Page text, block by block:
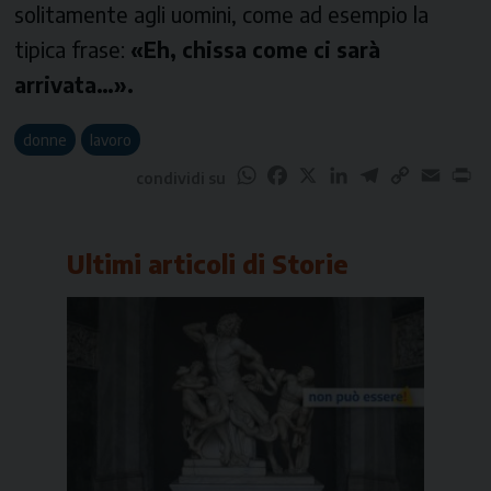
solitamente agli uomini, come ad esempio la
tipica frase: «Eh, chissa come ci sarà
arrivata…».
donne lavoro
Ultimi articoli di Storie